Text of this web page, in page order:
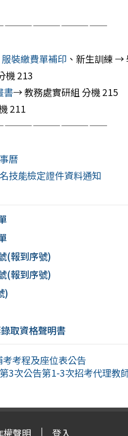
服裝繳費單補印 、新生訓練 →
機 213
書→ 教務處實研組 分機 215
211
曆
技能檢定證件資料通知
(報到序號)
(報到序號)
)
取資格聲明書
考考程及座位表公告
3次公告第1-3次招考代理教
權聲明 登入